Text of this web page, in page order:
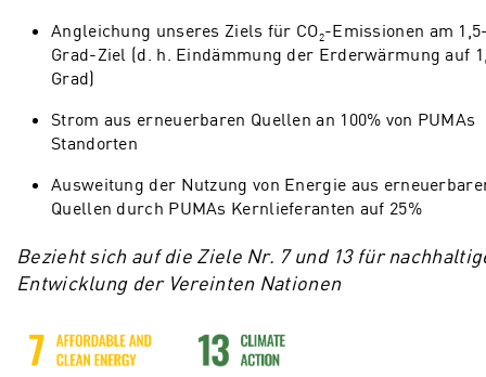
Angleichung unseres Ziels für CO2-Emissionen am
Grad-Ziel (d. h. Eindämmung der Erderwärmung auf
Grad)
Strom aus erneuerbaren Quellen an 100% von PUMAs
Standorten
Ausweitung der Nutzung von Energie aus
Quellen durch PUMAs Kernlieferanten auf 25%
Bezieht sich auf die Ziele Nr. 7 und 13 für
Entwicklung der Vereinten Nationen